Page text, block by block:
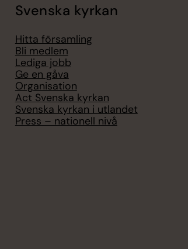
Svenska kyrkan
Hitta församling
Bli medlem
Lediga jobb
Ge en gåva
Organisation
Act Svenska kyrkan
Svenska kyrkan i utlandet
Press – nationell nivå